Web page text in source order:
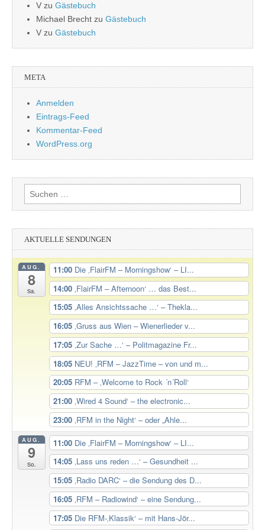
V zu Gästebuch
Michael Brecht zu Gästebuch
Vzu Gästebuch
META
Anmelden
Eintrags-Feed
Kommentar-Feed
WordPress.org
Suchen
nach:
AKTUELLE SENDUNGEN
AUG.
8
Sa.
11:00 Die ‚FlairFM – Morningshow‘ – LI...
14:00 ‚FlairFM – Afternoon‘ … das Best...
15:05 ‚Alles Ansichtssache …‘ – Thekla...
16:05 ‚Gruss aus Wien – Wienerlieder v...
17:05 ‚Zur Sache …‘ – Politmagazine Fr...
18:05 NEU! ‚RFM – JazzTime – von und m...
20:05 RFM – ‚Welcome to Rock ´n´Roll‘
21:00 ‚Wired 4 Sound‘ – the electronic...
23:00 ‚RFM in the Night‘ – oder „Ahle...
AUG.
9
So.
11:00 Die ‚FlairFM – Morningshow‘ – LI...
14:05 ‚Lass uns reden …‘ – Gesundheit ...
15:05 ‚Radio DARC‘ – die Sendung des D...
16:05 ‚RFM – Radiowind‘ – eine Sendung...
17:05 Die RFM-‚Klassik‘ – mit Hans-Jör...